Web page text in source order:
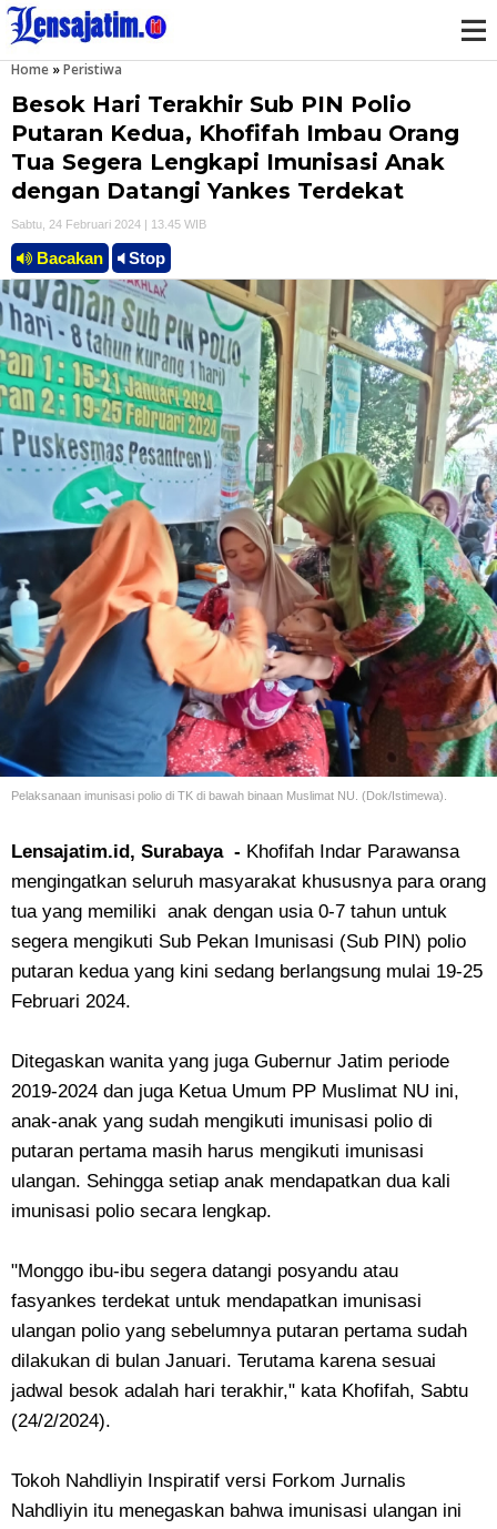
Home »Peristiwa
Besok Hari Terakhir Sub PIN Polio
Putaran Kedua, Khofifah Imbau Orang
Tua Segera Lengkapi Imunisasi Anak
dengan Datangi Yankes Terdekat
Sabtu, 24 Februari 2024 | 13.45 WIB
Bacakan Stop
Pelaksanaan imunisasi polio di TK di bawah binaan Muslimat NU. (Dok/Istimewa).
Lensajatim.id, Surabaya - Khofifah Indar Parawansa
mengingatkan seluruh masyarakat khususnya para orang
tua yang memiliki anak dengan usia 0-7 tahun untuk
segera mengikuti Sub Pekan Imunisasi (Sub PIN) polio
putaran kedua yang kini sedang berlangsung mulai 19-25
Februari 2024.
Ditegaskan wanita yang juga Gubernur Jatim periode
2019-2024 dan juga Ketua Umum PP Muslimat NU ini,
anak-anak yang sudah mengikuti imunisasi polio di
putaran pertama masih harus mengikuti imunisasi
ulangan. Sehingga setiap anak mendapatkan dua kali
imunisasi polio secara lengkap.
"Monggo ibu-ibu segera datangi posyandu atau
fasyankes terdekat untuk mendapatkan imunisasi
ulangan polio yang sebelumnya putaran pertama sudah
dilakukan di bulan Januari. Terutama karena sesuai
jadwal besok adalah hari terakhir," kata Khofifah, Sabtu
(24/2/2024).
Tokoh Nahdliyin Inspiratif versi Forkom Jurnalis
Nahdliyin itu menegaskan bahwa imunisasi ulangan ini